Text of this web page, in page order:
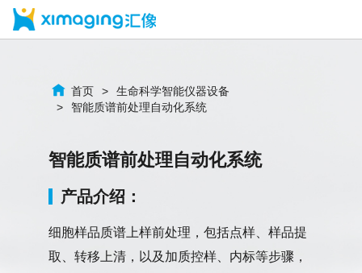
首页
生命科学智能仪器设备
智能质谱前处理自动化系统
智能质谱前处理自动化系统
产品介绍：
细胞样品质谱上样前处理，包括点样、样品提
取、转移上清，以及加质控样、内标等步骤，